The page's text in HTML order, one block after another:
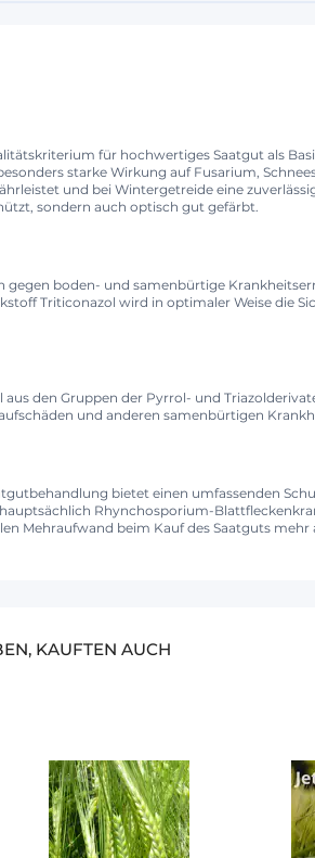
für hochwertiges Saatgut als
starke Wirkung auf Fusarium,
und bei Wintergetreide eine
sondern auch optisch gut gefärbt.
boden- und samenbürtige
Triticonazol wird in optimaler Weise die
den Gruppen der Pyrrol- und
und anderen samenbürtigen
bietet einen umfassenden
Rhynchosporium-
Mehraufwand beim Kauf des Saatguts mehr
KAUFTEN AUCH